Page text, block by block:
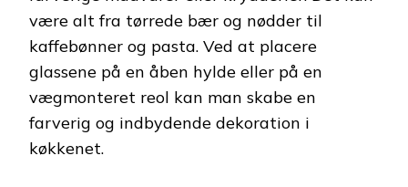
være alt fra tørrede bær og nødder til
kaffebønner og pasta. Ved at placere
glassene på en åben hylde eller på en
vægmonteret reol kan man skabe en
farverig og indbydende dekoration i
køkkenet.